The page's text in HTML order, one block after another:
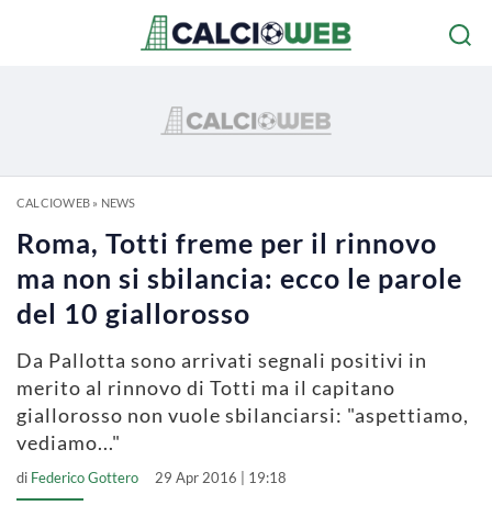
CALCIOWEB» NEWS
Roma, Totti freme per il rinnovo
ma non si sbilancia: ecco le parole
del 10 giallorosso
Da Pallotta sono arrivati segnali positivi in
merito al rinnovo di Totti ma il capitano
giallorosso non vuole sbilanciarsi: "aspettiamo,
vediamo..."
di Federico Gottero 29 Apr 2016 | 19:18